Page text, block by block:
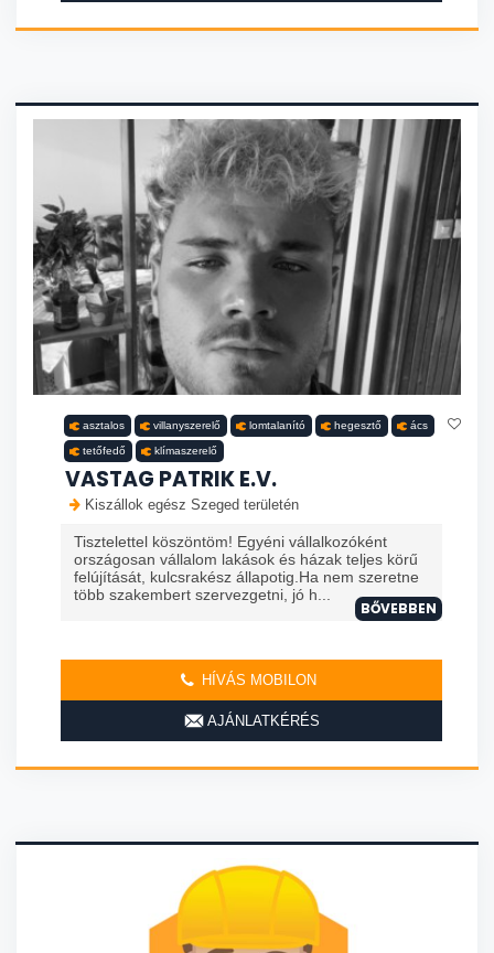
asztalos villanyszerelő lomtalanító hegesztő ács
tetőfedő klímaszerelő
VASTAG PATRIK E.V.
Kiszállok egész Szeged területén
Tisztelettel köszöntöm! Egyéni vállalkozóként
országosan vállalom lakások és házak teljes körű
felújítását, kulcsrakész állapotig.Ha nem szeretne
több szakembert szervezgetni, jó h...
BŐVEBBEN
HÍVÁS MOBILON
AJÁNLATKÉRÉS